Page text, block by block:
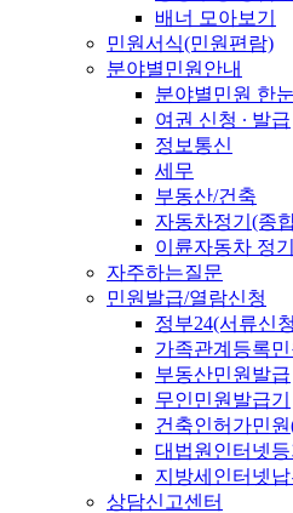
배너 모아보기
민원서식(민원편람)
분야별민원안내
분야별민원 한
여권 신청 ∙ 발급
정보통신
세무
부동산/건축
자동차정기(종
이륜자동차 정
자주하는질문
민원발급/열람신청
정부24(서류신
가족관계등록민
부동산민원발급
무인민원발급기
건축인허가민
대법원인터넷
지방세인터넷
상담신고센터